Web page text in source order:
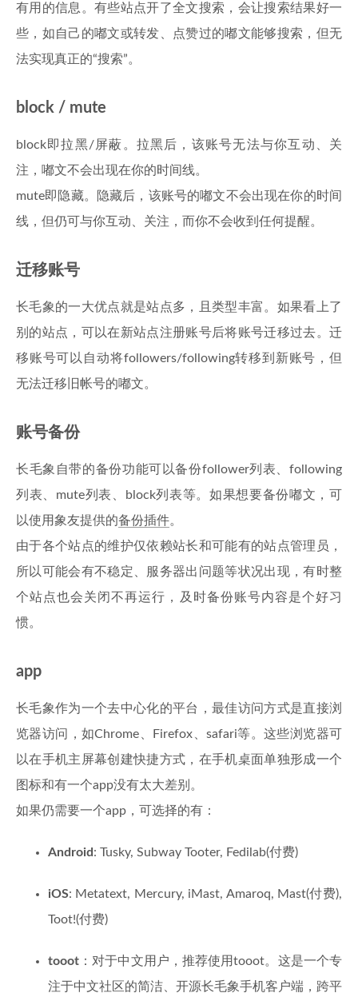
有用的信息。有些站点开了全文搜索，会让搜索结果好一
些，如自己的嘟文或转发、点赞过的嘟文能够搜索，但无
法实现真正的“搜索”。
block / mute
block即拉黑/屏蔽。拉黑后，该账号无法与你互动、关
注，嘟文不会出现在你的时间线。
mute即隐藏。隐藏后，该账号的嘟文不会出现在你的时间
线，但仍可与你互动、关注，而你不会收到任何提醒。
迁移账号
长毛象的一大优点就是站点多，且类型丰富。如果看上了
别的站点，可以在新站点注册账号后将账号迁移过去。迁
移账号可以自动将followers/following转移到新账号，但
无法迁移旧帐号的嘟文。
账号备份
长毛象自带的备份功能可以备份follower列表、following
列表、mute列表、block列表等。如果想要备份嘟文，可
以使用象友提供的备份插件。
由于各个站点的维护仅依赖站长和可能有的站点管理员，
所以可能会有不稳定、服务器出问题等状况出现，有时整
个站点也会关闭不再运行，及时备份账号内容是个好习
惯。
app
长毛象作为一个去中心化的平台，最佳访问方式是直接浏
览器访问，如Chrome、Firefox、safari等。这些浏览器可
以在手机主屏幕创建快捷方式，在手机桌面单独形成一个
图标和有一个app没有太大差别。
如果仍需要一个app，可选择的有：
Android : Tusky, Subway Tooter, Fedilab(付费)
iOS: Metatext, Mercury, iMast, Amaroq, Mast(付费),
Toot!(付费)
tooot ：对于中文用户，推荐使用tooot。这是一个专
注于中文社区的简洁、开源长毛象手机客户端，跨平